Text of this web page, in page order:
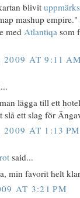
blivit
mashup
med Atlantiqa som
2009 AT 9:11 AM
lägga till ett
slå ett slag för
AT 1:13 PM
said...
min favorit helt
AT 3:21 PM